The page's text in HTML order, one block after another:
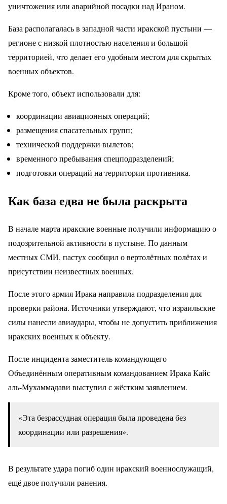
уничтожения или аварийной посадки над Ираном.
База располагалась в западной части иракской пустыни —
регионе с низкой плотностью населения и большой
территорией, что делает его удобным местом для скрытых
военных объектов.
Кроме того, объект использовали для:
координации авиационных операций;
размещения спасательных групп;
технической поддержки вылетов;
временного пребывания спецподразделений;
подготовки операций на территории противника.
Как база едва не была раскрыта
В начале марта иракские военные получили информацию о
подозрительной активности в пустыне. По данным
местных СМИ, пастух сообщил о вертолётных полётах и
присутствии неизвестных военных.
После этого армия Ирака направила подразделения для
проверки района. Источники утверждают, что израильские
силы нанесли авиаудары, чтобы не допустить приближения
иракских военных к объекту.
После инцидента заместитель командующего
Объединённым оперативным командованием Ирака Кайс
аль-Мухаммадави выступил с жёстким заявлением.
«Эта безрассудная операция была проведена без
координации или разрешения».
В результате удара погиб один иракский военнослужащий,
ещё двое получили ранения.